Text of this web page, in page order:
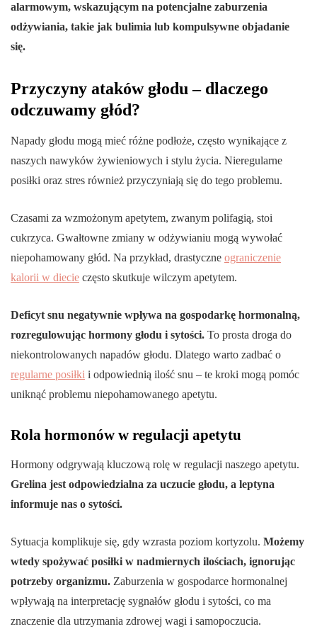
alarmowym, wskazującym na potencjalne zaburzenia
odżywiania, takie jak bulimia lub kompulsywne objadanie
się.
Przyczyny ataków głodu – dlaczego
odczuwamy głód?
Napady głodu mogą mieć różne podłoże, często wynikające z
naszych nawyków żywieniowych i stylu życia. Nieregularne
posiłki oraz stres również przyczyniają się do tego problemu.
Czasami za wzmożonym apetytem, zwanym polifagią, stoi
cukrzyca. Gwałtowne zmiany w odżywianiu mogą wywołać
niepohamowany głód. Na przykład, drastyczne ograniczenie
kalorii w diecie często skutkuje wilczym apetytem.
Deficyt snu negatywnie wpływa na gospodarkę hormonalną,
rozregulowując hormony głodu i sytości. To prosta droga do
niekontrolowanych napadów głodu. Dlatego warto zadbać o
regularne posiłki i odpowiednią ilość snu – te kroki mogą pomóc
uniknąć problemu niepohamowanego apetytu.
Rola hormonów w regulacji apetytu
Hormony odgrywają kluczową rolę w regulacji naszego apetytu.
Grelina jest odpowiedzialna za uczucie głodu, a leptyna
informuje nas o sytości.
Sytuacja komplikuje się, gdy wzrasta poziom kortyzolu. Możemy
wtedy spożywać posiłki w nadmiernych ilościach, ignorując
potrzeby organizmu. Zaburzenia w gospodarce hormonalnej
wpływają na interpretację sygnałów głodu i sytości, co ma
znaczenie dla utrzymania zdrowej wagi i samopoczucia.